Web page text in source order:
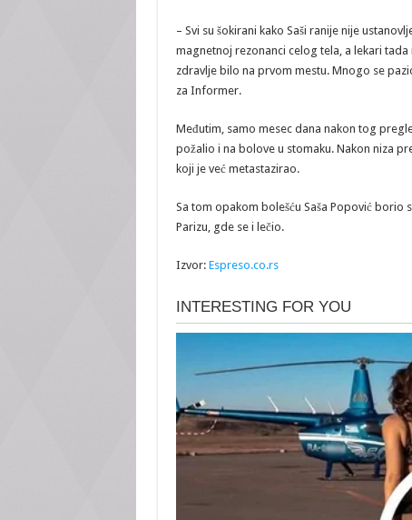
– Svi su šokirani kako Saši ranije nije
magnetnoj rezonanci celog tela, a lekari tada
zdravlje bilo na prvom mestu. Mnogo se
za Informer.
Međutim, samo mesec dana nakon tog
požalio i na bolove u stomaku. Nakon niza
koji je već metastazirao.
Sa tom opakom bolešću Saša Popović borio
Parizu, gde se i lečio.
Izvor: Espreso.co.rs